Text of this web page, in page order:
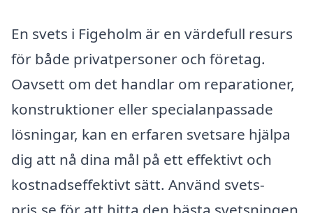
En svets i Figeholm är en värdefull resurs
för både privatpersoner och företag.
Oavsett om det handlar om reparationer,
konstruktioner eller specialanpassade
lösningar, kan en erfaren svetsare hjälpa
dig att nå dina mål på ett effektivt och
kostnadseffektivt sätt. Använd svets-